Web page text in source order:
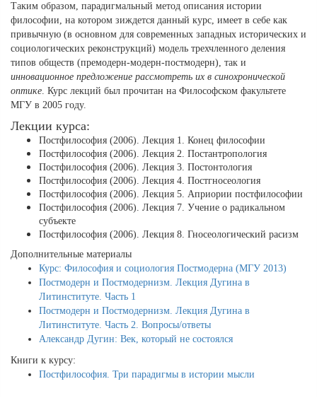
Таким образом, парадигмальный метод описания истории
философии, на котором зиждется данный курс, имеет в себе как
привычную (в основном для современных западных исторических и
социологических реконструкций) модель трехчленного деления
типов обществ (премодерн-модерн-постмодерн), так и
инновационное предложение рассмотреть их в синохронической
оптике. Курс лекций был прочитан на Философском факультете
МГУ в 2005 году.
Лекции курса:
Постфилософия (2006). Лекция 1. Конец философии
Постфилософия (2006). Лекция 2. Постантропология
Постфилософия (2006). Лекция 3. Постонтология
Постфилософия (2006). Лекция 4. Постгносеология
Постфилософия (2006). Лекция 5. Априории постфилософии
Постфилософия (2006). Лекция 7. Учение о радикальном
субъекте
Постфилософия (2006). Лекция 8. Гносеологический расизм
Дополнительные материалы
Курс: Философия и социология Постмодерна (МГУ 2013)
Постмодерн и Постмодернизм. Лекция Дугина в
Литинституте. Часть 1
Постмодерн и Постмодернизм. Лекция Дугина в
Литинституте. Часть 2. Вопросы/ответы
Александр Дугин: Век, который не состоялся
Книги к курсу:
Постфилософия. Три парадигмы в истории мысли